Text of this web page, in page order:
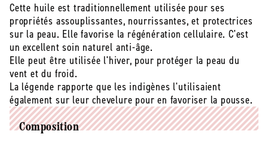
Cette huile est traditionnellement utilisée pour ses
propriétés assouplissantes, nourrissantes, et protectrices
sur la peau. Elle favorise la régénération cellulaire. C'est
un excellent soin naturel anti-âge.
Elle peut être utilisée l'hiver, pour protéger la peau du
vent et du froid.
La légende rapporte que les indigènes l'utilisaient
également sur leur chevelure pour en favoriser la pousse.
Composition